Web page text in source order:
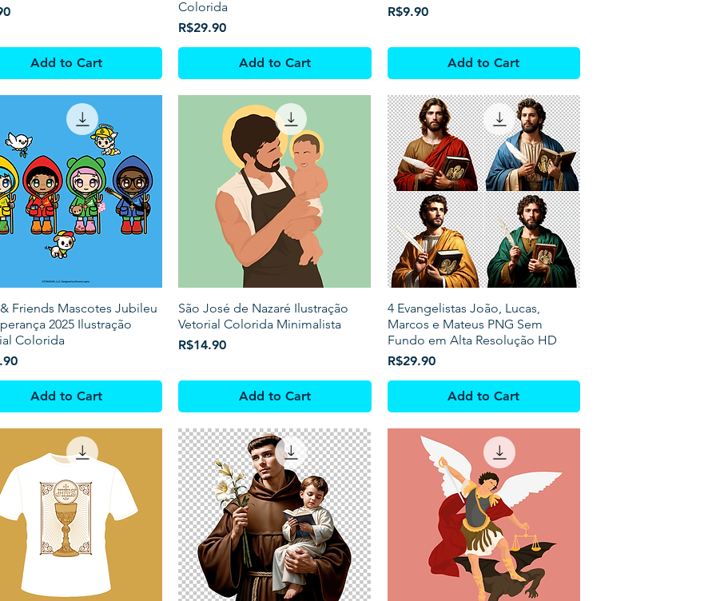
Add to Cart
Colorida
Price
R$29.90
Add to Cart
Price
R$9.90
Add to Cart
Friends Mascotes Jubileu
2025 Ilustração
Colorida
Add to Cart
São José de Nazaré Ilustração
Vetorial Colorida Minimalista
Price
R$14.90
Add to Cart
4 Evangelistas João, Lucas,
Marcos e Mateus PNG Sem
Fundo em Alta Resolução HD
Price
R$29.90
Add to Cart